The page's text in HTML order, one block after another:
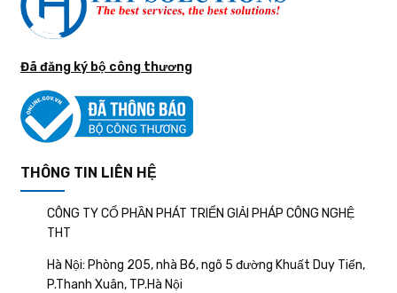
Đã đăng ký bộ công thương
THÔNG TIN LIÊN HỆ
CÔNG TY CỔ PHẦN PHÁT TRIỂN GIẢI PHÁP CÔNG NGHỆ
THT
Hà Nội: Phòng 205, nhà B6, ngõ 5 đường Khuất Duy Tiến,
P.Thanh Xuân, TP.Hà Nội